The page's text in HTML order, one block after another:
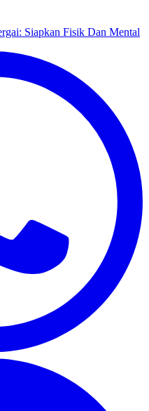
Siapkan Fisik Dan Mental